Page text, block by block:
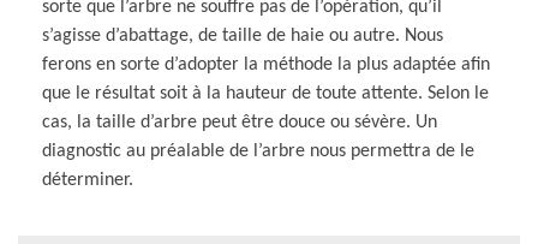
sorte que l’arbre ne souffre pas de l’opération, qu’il
s’agisse d’abattage, de taille de haie ou autre. Nous
ferons en sorte d’adopter la méthode la plus adaptée afin
que le résultat soit à la hauteur de toute attente. Selon le
cas, la taille d’arbre peut être douce ou sévère. Un
diagnostic au préalable de l’arbre nous permettra de le
déterminer.